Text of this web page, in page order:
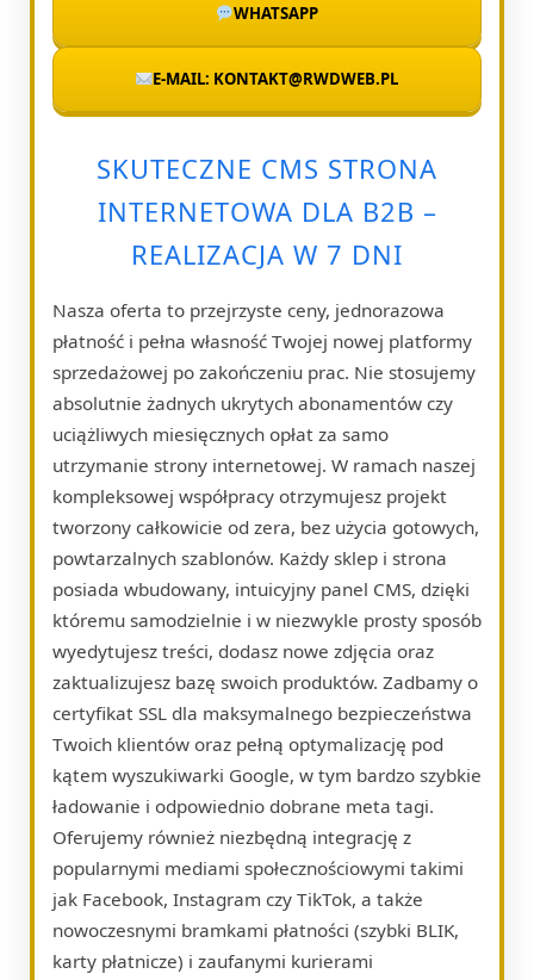
WHATSAPP
E-MAIL: KONTAKT@RWDWEB.PL
SKUTECZNE CMS STRONA
INTERNETOWA DLA B2B –
REALIZACJA W 7 DNI
Nasza oferta to przejrzyste ceny, jednorazowa
płatność i pełna własność Twojej nowej platformy
sprzedażowej po zakończeniu prac. Nie stosujemy
absolutnie żadnych ukrytych abonamentów czy
uciążliwych miesięcznych opłat za samo
utrzymanie strony internetowej. W ramach naszej
kompleksowej współpracy otrzymujesz projekt
tworzony całkowicie od zera, bez użycia gotowych,
powtarzalnych szablonów. Każdy sklep i strona
posiada wbudowany, intuicyjny panel CMS, dzięki
któremu samodzielnie i w niezwykle prosty sposób
wyedytujesz treści, dodasz nowe zdjęcia oraz
zaktualizujesz bazę swoich produktów. Zadbamy o
certyfikat SSL dla maksymalnego bezpieczeństwa
Twoich klientów oraz pełną optymalizację pod
kątem wyszukiwarki Google, w tym bardzo szybkie
ładowanie i odpowiednio dobrane meta tagi.
Oferujemy również niezbędną integrację z
popularnymi mediami społecznościowymi takimi
jak Facebook, Instagram czy TikTok, a także
nowoczesnymi bramkami płatności (szybki BLIK,
karty płatnicze) i zaufanymi kurierami